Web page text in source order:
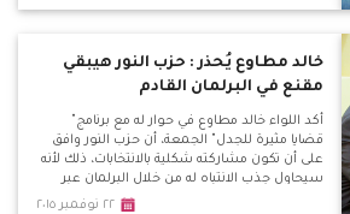
خالد مطاوع يُحذر : حزب النور هيبقي
مقنع في البرلمان القادم
أكد اللواء خالد مطاوع في حوار له مع برنامج"
قضايا مثيرة للجدل" الجمعة، أن حزب النور وافق
على أن تكون مشاركته شكلية بالانتخابات، ذلك لأنه
سيحاول جذب الانتباه له من خلال البرلمان عبر
تصرفات وخطب رنانة. وأكد مطاوع أن الانتخابات
٢٢ نوفمبر ٢٠١٥